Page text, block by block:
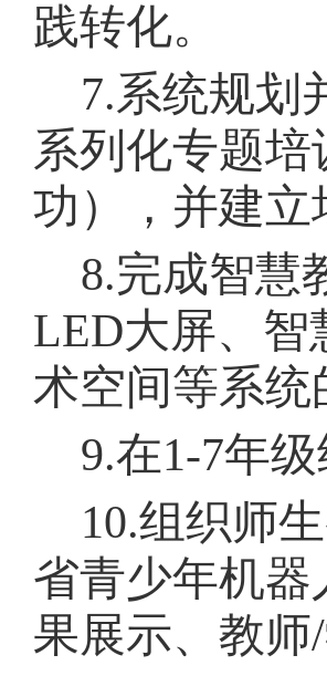
践转化。
7.系统规划
系列化专题
功），并建
8.完成智慧
LED大屏、智
术空间等系统
9.在1-7年
10.组织师
省青少年机
果展示、教师/